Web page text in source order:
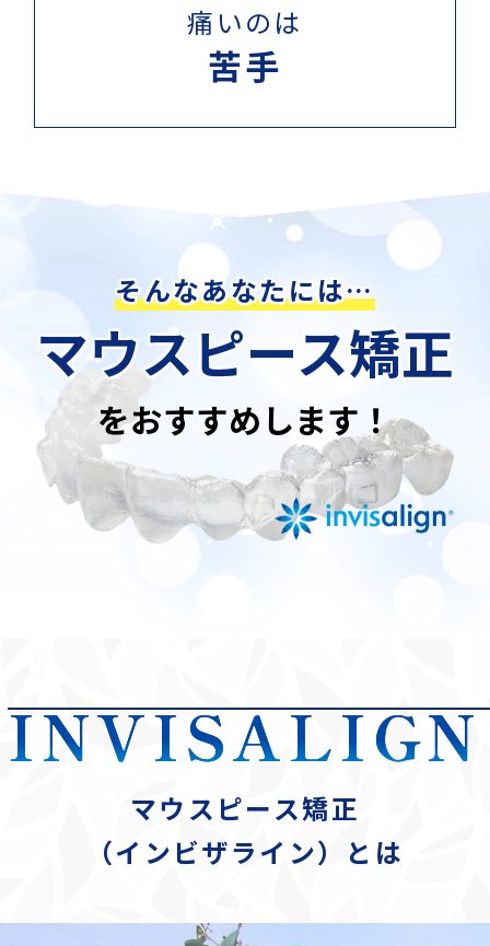
痛いのは
苦手
そんなあなたには…
マウスピース矯正
をおすすめします！
INVISALIGN
マウスピース矯正
（インビザライン）とは